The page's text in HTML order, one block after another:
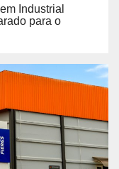
Industrial
para o